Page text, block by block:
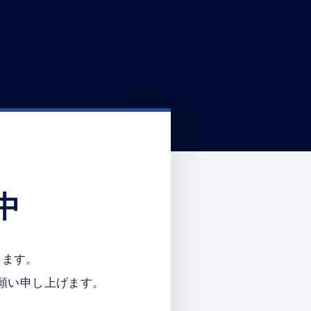
す。
申し上げます。